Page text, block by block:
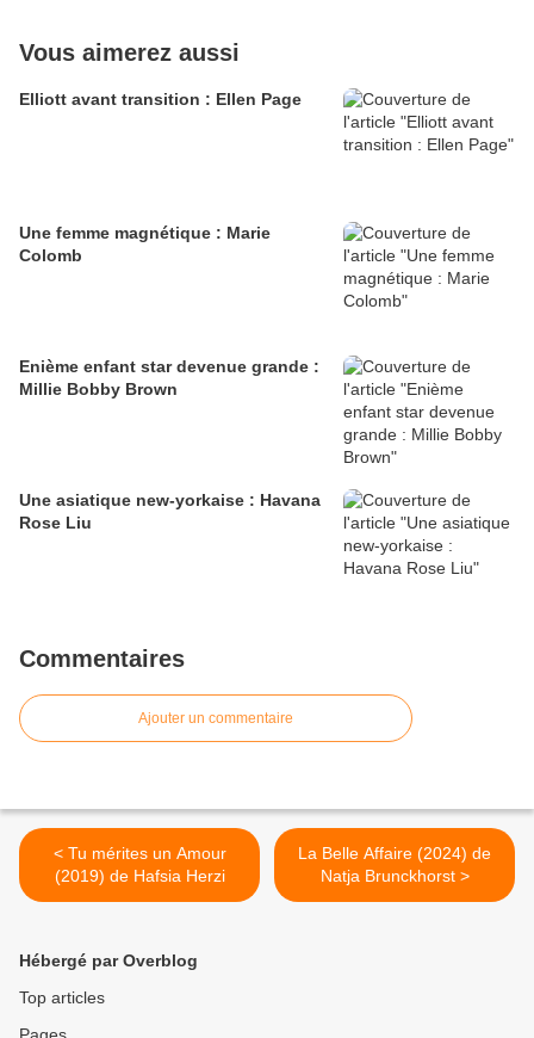
Vous aimerez aussi
Elliott avant transition : Ellen Page
Une femme magnétique : Marie
Colomb
Enième enfant star devenue grande :
Millie Bobby Brown
Une asiatique new-yorkaise : Havana
Rose Liu
Commentaires
Ajouter un commentaire
< Tu mérites un Amour
(2019) de Hafsia Herzi
La Belle Affaire (2024) de
Natja Brunckhorst >
Hébergé par Overblog
Top articles
Pages